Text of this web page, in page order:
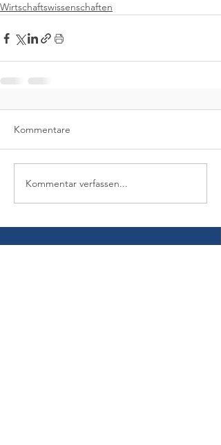
Wirtschaftswissenschaften
Kommentare
Kommentar verfassen...